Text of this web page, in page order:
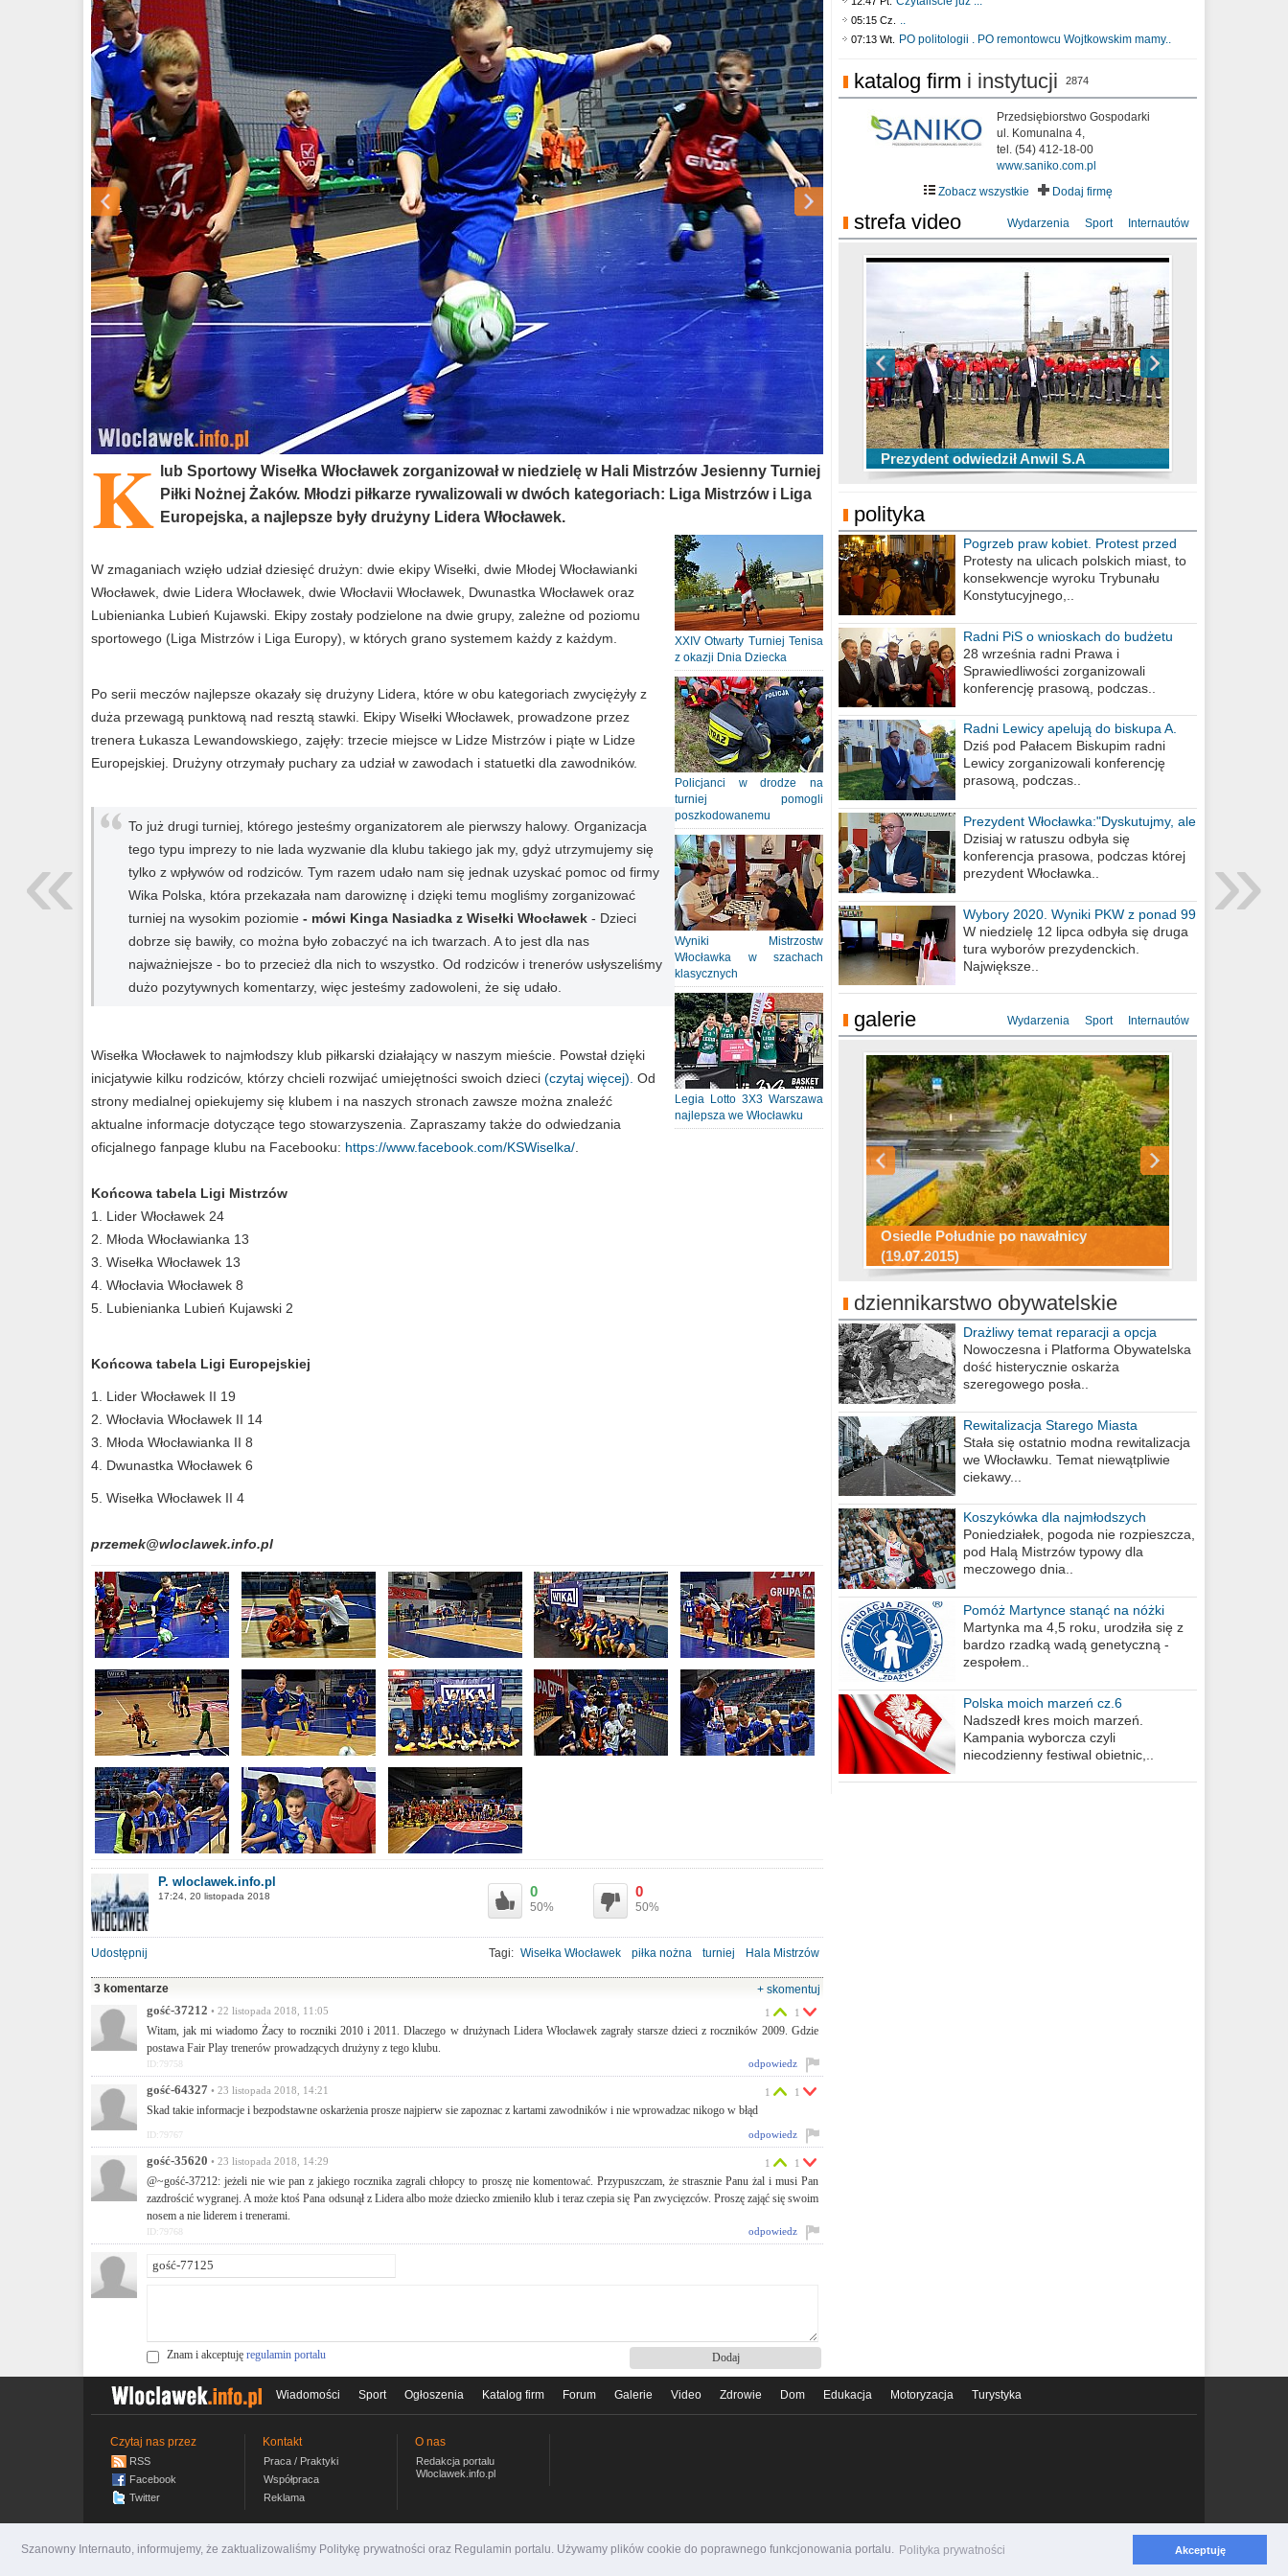
Szanowny Internauto, informujemy, że zaktualizowaliśmy Politykę prywatności oraz Regulamin portalu. Używamy plików cookie do poprawnego funkcjonowania portalu. Polityka prywatności Akceptuję
K
lub Sportowy Wisełka Włocławek zorganizował w niedzielę w Hali Mistrzów Jesienny Turniej
Piłki Nożnej Żaków. Młodzi piłkarze rywalizowali w dwóch kategoriach: Liga Mistrzów i Liga
Europejska, a najlepsze były drużyny Lidera Włocławek.
XXIV Otwarty Turniej Tenisa
z okazji Dnia Dziecka
Policjanci w drodze na
turniej pomogli
poszkodowanemu
Wyniki Mistrzostw
Włocławka w szachach
klasycznych
Legia Lotto 3X3 Warszawa
najlepsza we Włocławku
W zmaganiach wzięło udział dziesięć drużyn: dwie ekipy Wisełki, dwie Młodej Włocławianki
Włocławek, dwie Lidera Włocławek, dwie Włocłavii Włocławek, Dwunastka Włocławek oraz
Lubienianka Lubień Kujawski. Ekipy zostały podzielone na dwie grupy, zależne od poziomu
sportowego (Liga Mistrzów i Liga Europy), w których grano systemem każdy z każdym.
Po serii meczów najlepsze okazały się drużyny Lidera, które w obu kategoriach zwyciężyły z
duża przewagą punktową nad resztą stawki. Ekipy Wisełki Włocławek, prowadzone przez
trenera Łukasza Lewandowskiego, zajęły: trzecie miejsce w Lidze Mistrzów i piąte w Lidze
Europejskiej. Drużyny otrzymały puchary za udział w zawodach i statuetki dla zawodników.
To już drugi turniej, którego jesteśmy organizatorem ale pierwszy halowy. Organizacja
tego typu imprezy to nie lada wyzwanie dla klubu takiego jak my, gdyż utrzymujemy się
tylko z wpływów od rodziców. Tym razem udało nam się jednak uzyskać pomoc od firmy
Wika Polska, która przekazała nam darowiznę i dzięki temu mogliśmy zorganizować
turniej na wysokim poziomie - mówi Kinga Nasiadka z Wisełki Włocławek - Dzieci
dobrze się bawiły, co można było zobaczyć na ich twarzach. A to jest dla nas
najważniejsze - bo to przecież dla nich to wszystko. Od rodziców i trenerów usłyszeliśmy
dużo pozytywnych komentarzy, więc jesteśmy zadowoleni, że się udało.
Wisełka Włocławek to najmłodszy klub piłkarski działający w naszym mieście. Powstał dzięki
inicjatywie kilku rodziców, którzy chcieli rozwijać umiejętności swoich dzieci (czytaj więcej). Od
strony medialnej opiekujemy się klubem i na naszych stronach zawsze można znaleźć
aktualne informacje dotyczące tego stowarzyszenia. Zapraszamy także do odwiedzania
oficjalnego fanpage klubu na Facebooku: https://www.facebook.com/KSWiselka/
Końcowa tabela Ligi Mistrzów
1. Lider Włocławek 24
2. Młoda Włocławianka 13
3. Wisełka Włocławek 13
4. Włocłavia Włocławek 8
5. Lubienianka Lubień Kujawski 2
Końcowa tabela Ligi Europejskiej
1. Lider Włocławek II 19
2. Włocłavia Włocławek II 14
3. Młoda Włocławianka II 8
4. Dwunastka Włocławek 6
5. Wisełka Włocławek II 4
przemek@wloclawek.info.pl
P. wloclawek.info.pl
17:24, 20 listopada 2018 0
50%
0
50%
Udostępnij Tagi: Wisełka Włocławek piłka nożna turniej Hala Mistrzów
3 komentarze
+ skomentuj
gość-37212 • 22 listopada 2018, 11:05
Witam, jak mi wiadomo Żacy to roczniki 2010 i 2011. Dlaczego w drużynach Lidera Włocławek zagrały starsze dzieci z roczników 2009. Gdzie
postawa Fair Play trenerów prowadzących drużyny z tego klubu.
1 1
odpowiedz
ID:79758
gość-64327 • 23 listopada 2018, 14:21
Skad takie informacje i bezpodstawne oskarżenia prosze najpierw sie zapoznac z kartami zawodników i nie wprowadzac nikogo w błąd
1 1
odpowiedz
ID:79767
gość-35620 • 23 listopada 2018, 14:29
@~gość-37212: jeżeli nie wie pan z jakiego rocznika zagrali chłopcy to proszę nie komentować. Przypuszczam, że strasznie Panu żal i musi Pan
zazdrościć wygranej. A może ktoś Pana odsunął z Lidera albo może dziecko zmieniło klub i teraz czepia się Pan zwycięzców. Proszę zająć się swoim
nosem a nie liderem i trenerami.
1 1
odpowiedz
ID:79768
Znam i akceptuję regulamin portalu
05:15 Cz. ..
07:13 Wt. PO politologii . PO remontowcu Wojtkowskim mamy..
katalog firm i instytucji 2874
Przedsiębiorstwo Gospodarki
ul. Komunalna 4,
tel. (54) 412-18-00
www.saniko.com.pl
Zobacz wszystkie
Dodaj firmę
strefa video Wydarzenia Sport Internautów
Prezydent odwiedził Anwil S.A
TOP 10 przechwytów Anwilu Włocławek
w EBL w sezonie 2019/2020
TOP 5 rzutów Anwilu Włocławek w BCL
w sezonie 2019/2020
Ni To Ponk - W oczach mamy strach
sixf33t .Last Year DRONE FOOTAGE
Włocławek
XXIII Sesja Rady Miasta Włocławek VIII
kadencji w dniu 09.06.2020 r.
polityka
Pogrzeb praw kobiet. Protest przed
biurem poselskim PiS
Protesty na ulicach polskich miast, to
konsekwencje wyroku Trybunału
Konstytucyjnego,..
Radni PiS o wnioskach do budżetu
miasta na 2021 rok
28 września radni Prawa i
Sprawiedliwości zorganizowali
konferencję prasową, podczas..
Radni Lewicy apelują do biskupa A.
Wiesława Meringa
Dziś pod Pałacem Biskupim radni
Lewicy zorganizowali konferencję
prasową, podczas..
Prezydent Włocławka:"Dyskutujmy, ale
nie obrażajmy się”
Dzisiaj w ratuszu odbyła się
konferencja prasowa, podczas której
prezydent Włocławka..
Wybory 2020. Wyniki PKW z ponad 99
procent obwodów
W niedzielę 12 lipca odbyła się druga
tura wyborów prezydenckich.
Największe..
galerie Wydarzenia Sport Internautów
Osiedle Południe po nawałnicy
(19.07.2015)
Wizytówka Włocławka
polowanie wigilijne 2014
Miasto kładzie się do snu .
Konkurs fotograficzny "Co to za
miejsca"
Ścieżka rowerowa w naszym mieście
dziennikarstwo obywatelskie
Drażliwy temat reparacji a opcja
berlińska
Nowoczesna i Platforma Obywatelska
dość histerycznie oskarża
szeregowego posła..
Rewitalizacja Starego Miasta
Stała się ostatnio modna rewitalizacja
we Włocławku. Temat niewątpliwie
ciekawy...
Koszykówka dla najmłodszych
Poniedziałek, pogoda nie rozpieszcza,
pod Halą Mistrzów typowy dla
meczowego dnia..
Pomóż Martynce stanąć na nóżki
Martynka ma 4,5 roku, urodziła się z
bardzo rzadką wadą genetyczną -
zespołem..
Polska moich marzeń cz.6
Nadszedł kres moich marzeń.
Kampania wyborcza czyli
niecodzienny festiwal obietnic,..
Wiadomości Sport Ogłoszenia Katalog firm Forum Galerie Video Zdrowie Dom Edukacja Motoryzacja Turystyka
Czytaj nas przez
RSS
Facebook
Twitter
Kontakt
Praca / Praktyki
Współpraca
Reklama
O nas
Redakcja portalu
Wloclawek.info.pl
wloclawek.info.pl © 2007-2026 Włocławski Portal informacyjny Polityka prywatności
»
«